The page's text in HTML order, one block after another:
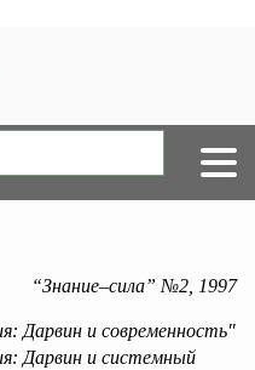
“Знание–сила” №2, 1997
Дарвин и современность"
Дарвин и системный